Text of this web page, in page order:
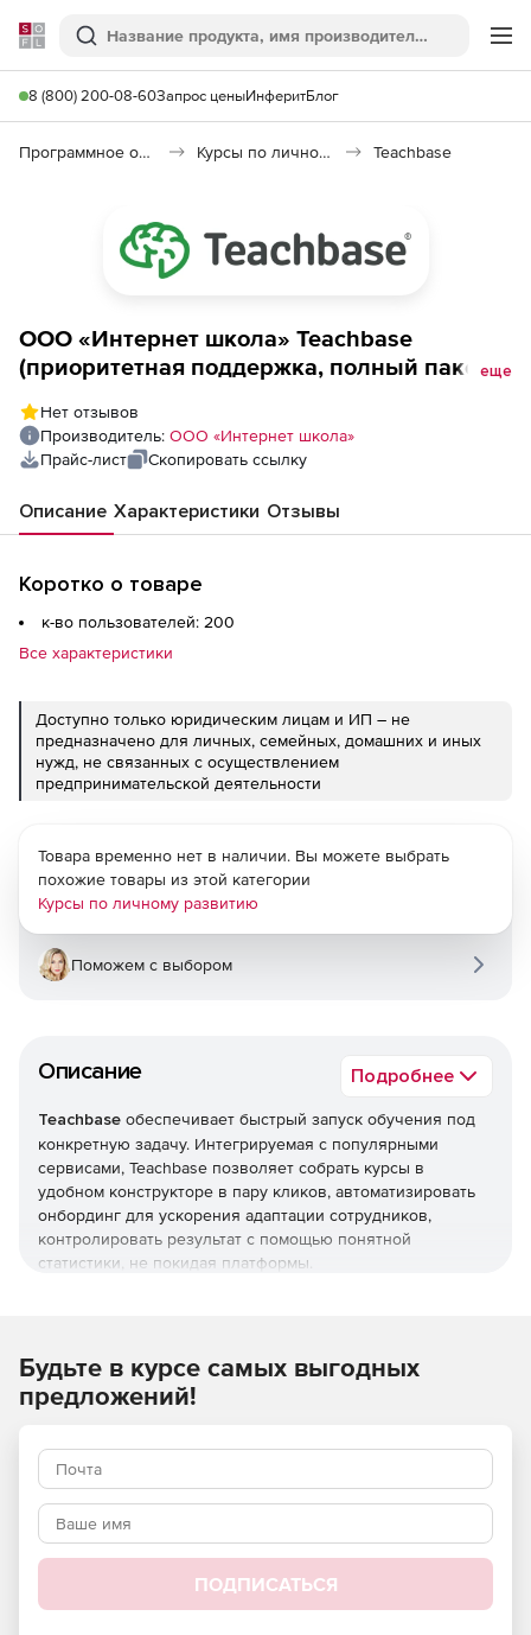
Softline
Поиск
8 (800) 200-08-60Запрос ценыИнферитБлог
Программное обеспечение для дистанционного обучения Курсы по личному развитию Teachbase
ООО «Интернет школа» Teachbase
(приоритетная поддержка, полный пакет),
еще
Нет отзывов
Производитель: ООО «Интернет школа»
Прайс-лист
Скопировать ссылку
Описание Характеристики Отзывы
Коротко о товаре
к-во пользователей: 200
Все характеристики
Доступно только юридическим лицам и ИП – не
предназначено для личных, семейных, домашних и иных
нужд, не связанных с осуществлением
предпринимательской деятельности
Описание Подробнее
Teachbase обеспечивает быстрый запуск обучения под
конкретную задачу. Интегрируемая с популярными
сервисами, Teachbase позволяет собрать курсы в
удобном конструкторе в пару кликов, автоматизировать
онбординг для ускорения адаптации сотрудников,
контролировать результат с помощью понятной
статистики, не покидая платформы.
Обеспечивает понятной и наглядной аналитикой.
Возможна подборка эффективных приемов
геймификации и помощь с внедрением, а также
разработка модели компетенций и индивидуальные
обучающие траектории для сотрудников.
Учебный портал под компанию
Товара временно нет в наличии. Вы можете выбрать
похожие товары из этой категории
Курсы по личному развитию
Поможем с выбором
Будьте в курсе самых выгодных
предложений!
ПОДПИСАТЬСЯ